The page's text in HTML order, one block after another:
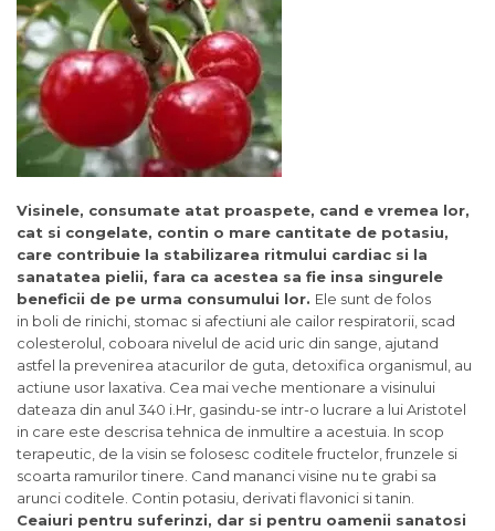
Visinele, consumate atat proaspete, cand e vremea lor,
cat si congelate, contin o mare cantitate de potasiu,
care contribuie la stabilizarea ritmului cardiac si la
sanatatea pielii, fara ca acestea sa fie insa singurele
beneficii de pe urma consumului lor. Ele sunt de folos
in boli de rinichi, stomac si afectiuni ale cailor respiratorii, scad
colesterolul, coboara nivelul de acid uric din sange, ajutand
astfel la prevenirea atacurilor de guta, detoxifica organismul, au
actiune usor laxativa. Cea mai veche mentionare a visinului
dateaza din anul 340 i.Hr, gasindu-se intr-o lucrare a lui Aristotel
in care este descrisa tehnica de inmultire a acestuia. In scop
terapeutic, de la visin se folosesc coditele fructelor, frunzele si
scoarta ramurilor tinere. Cand mananci visine nu te grabi sa
arunci coditele. Contin potasiu, derivati flavonici si tanin.
Ceaiuri pentru suferinzi, dar si pentru oamenii sanatosi